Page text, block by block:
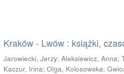
Kraków - Lwów : książki,
Jarowiecki, Jerzy;Aleksiewicz, Anna;
Kaczur, Irina;Olga, Kolosowska;